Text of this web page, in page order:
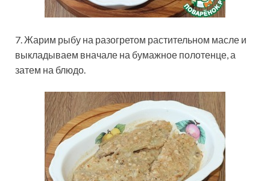
7. Жарим рыбу на разогретом растительном масле и
выкладываем вначале на бумажное полотенце, а
затем на блюдо.